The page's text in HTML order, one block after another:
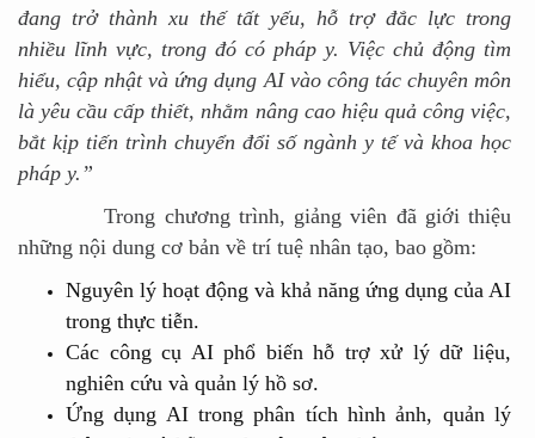
đang trở thành xu thế tất yếu, hỗ trợ đắc lực trong
nhiều lĩnh vực, trong đó có pháp y. Việc chủ động tìm
hiểu, cập nhật và ứng dụng AI vào công tác chuyên môn
là yêu cầu cấp thiết, nhằm nâng cao hiệu quả công việc,
bắt kịp tiến trình chuyển đổi số ngành y tế và khoa học
pháp y.”
Trong chương trình, giảng viên đã giới thiệu
những nội dung cơ bản về trí tuệ nhân tạo, bao gồm:
Nguyên lý hoạt động và khả năng ứng dụng của AI
trong thực tiễn.
Các công cụ AI phổ biến hỗ trợ xử lý dữ liệu,
nghiên cứu và quản lý hồ sơ.
Ứng dụng AI trong phân tích hình ảnh, quản lý